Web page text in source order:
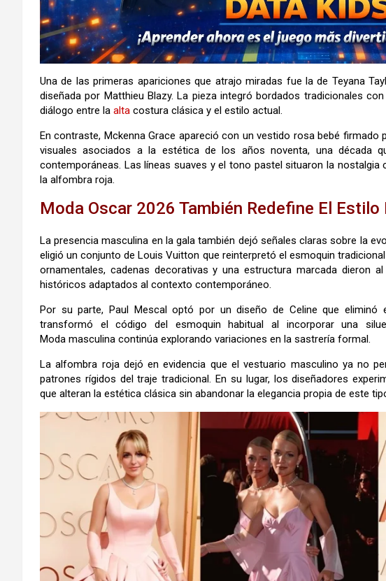
Una de las primeras apariciones que atrajo miradas fue la de Teyana
diseñada por Matthieu Blazy. La pieza integró bordados tradicionales
diálogo entre la alta costura clásica y el estilo actual.
En contraste, Mckenna Grace apareció con un vestido rosa bebé firmado
visuales asociados a la estética de los años noventa, una década
contemporáneas. Las líneas suaves y el tono pastel situaron la
la alfombra roja.
Moda Oscar 2026 También Redefine El
La presencia masculina en la gala también dejó señales claras sobre la
eligió un conjunto deLouis Vuitton que reinterpretó el esmoquin
ornamentales, cadenas decorativas y una estructura marcada dieron
históricos adaptados al contexto contemporáneo.
Por su parte, Paul Mescaloptó por un diseño de Celine que eliminó
transformó el código del esmoquin habitual al incorporar una
Moda masculina continúa explorando variaciones en la sastrería formal.
La alfombra roja dejó en evidencia que el vestuario masculino ya no
patrones rígidos del traje tradicional. En su lugar, los diseñadores
que alteran la estética clásica sin abandonar la elegancia propia de este